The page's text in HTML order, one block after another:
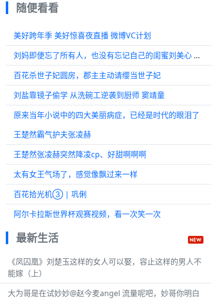
随便看看
美好跨年季 美好惊喜夜直播 微博VC计划
刘妈即便忘了所有人，也没有忘记自己的闺蜜刘美心 微博VC计划
百花杀世子妃圆房，郡主主动请缨当世子妃
刘盐靠镜子偷学 从洗碗工逆袭到厨师 窦靖童
原来当年小说中的四大美丽病症，已经是时代的眼泪了
王楚然霸气护夫张凌赫
王楚然张凌赫突然降凌cp、好甜啊啊啊
太有女王气场了，感觉像飘过来一样
百花拾光机③ | 巩俐
阿尔卡拉斯世界杯观赛视频，看一次笑一次
最新生活
《凤囚凰》刘楚玉这样的女人可以娶，容止这样的男人不
能嫁（上）
大为哥是在试妙妙@赵今麦angel 流量呢吧，妙哥你明白